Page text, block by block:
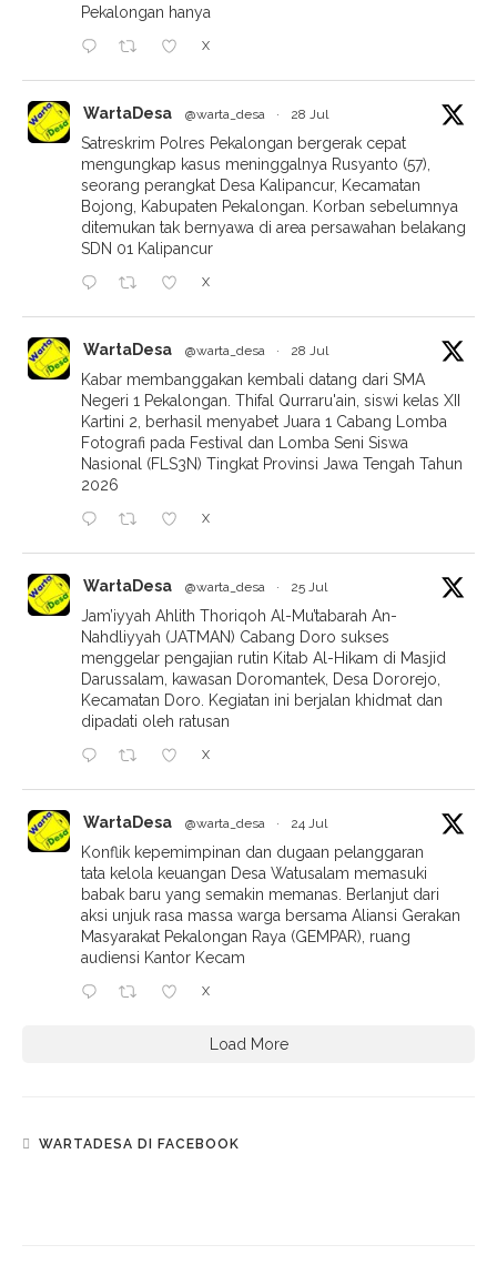
Pekalongan hanya
X
WartaDesa @warta_desa · 28 Jul
Satreskrim Polres Pekalongan bergerak cepat
mengungkap kasus meninggalnya Rusyanto (57),
seorang perangkat Desa Kalipancur, Kecamatan
Bojong, Kabupaten Pekalongan. Korban sebelumnya
ditemukan tak bernyawa di area persawahan belakang
SDN 01 Kalipancur
X
WartaDesa @warta_desa · 28 Jul
Kabar membanggakan kembali datang dari SMA
Negeri 1 Pekalongan. Thifal Qurraru'ain, siswi kelas XII
Kartini 2, berhasil menyabet Juara 1 Cabang Lomba
Fotografi pada Festival dan Lomba Seni Siswa
Nasional (FLS3N) Tingkat Provinsi Jawa Tengah Tahun
2026
X
WartaDesa @warta_desa · 25 Jul
Jam’iyyah Ahlith Thoriqoh Al-Mu’tabarah An-
Nahdliyyah (JATMAN) Cabang Doro sukses
menggelar pengajian rutin Kitab Al-Hikam di Masjid
Darussalam, kawasan Doromantek, Desa Dororejo,
Kecamatan Doro. Kegiatan ini berjalan khidmat dan
dipadati oleh ratusan
X
WartaDesa @warta_desa · 24 Jul
Konflik kepemimpinan dan dugaan pelanggaran
tata kelola keuangan Desa Watusalam memasuki
babak baru yang semakin memanas. Berlanjut dari
aksi unjuk rasa massa warga bersama Aliansi Gerakan
Masyarakat Pekalongan Raya (GEMPAR), ruang
audiensi Kantor Kecam
X
Load More
WARTADESA DI FACEBOOK